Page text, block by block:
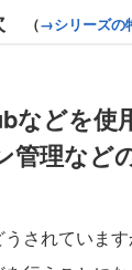
（→シリーズの
などを使
管理など
されています